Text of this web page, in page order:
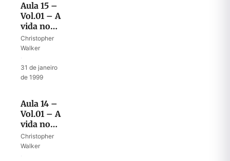
Aula 15 –
Vol.01 – A
vida no
deserto II
Christopher
Walker
31 de janeiro
de 1999
Aula 14 –
Vol.01 – A
vida no
deserto
Christopher
Walker